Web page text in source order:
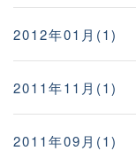
2012年01月(1)
2011年11月(1)
2011年09月(1)